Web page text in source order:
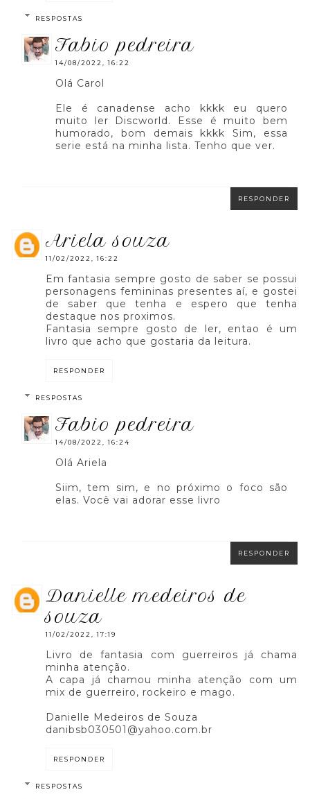
RESPOSTAS
fabio pedreira
14/08/2022, 16:22
Olá Carol
Ele é canadense acho kkkk eu quero
muito ler Discworld. Esse é muito bem
humorado, bom demais kkkk Sim, essa
serie está na minha lista. Tenho que ver.
RESPONDER
ariela souza
11/02/2022, 16:22
Em fantasia sempre gosto de saber se possui
personagens femininas presentes aí, e gostei
de saber que tenha e espero que tenha
destaque nos proximos.
Fantasia sempre gosto de ler, entao é um
livro que acho que gostaria da leitura.
RESPONDER
RESPOSTAS
fabio pedreira
14/08/2022, 16:24
Olá Ariela
Siim, tem sim, e no próximo o foco são
elas. Você vai adorar esse livro
RESPONDER
danielle medeiros de
souza
11/02/2022, 17:19
Livro de fantasia com guerreiros já chama
minha atenção.
A capa já chamou minha atenção com um
mix de guerreiro, rockeiro e mago.
Danielle Medeiros de Souza
danibsb030501@yahoo.com.br
RESPONDER
RESPOSTAS